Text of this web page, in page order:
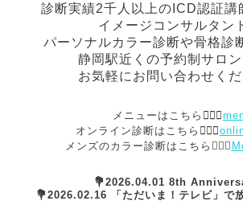
診断実績2千人以上の ICD認証講
イメージコンサルタン
パーソナルカラー診断や骨格診
静岡駅近くの予約制サロ
お気軽にお問い合わせく
メニューはこちら💁🏻‍♀️
オンライン診断はこちら💁🏻‍♀️
メンズのカラー診断はこちら💁🏻‍♂️
💐2026.04.01 8th
💐2026.02.16 「ただいま！テレビ」で